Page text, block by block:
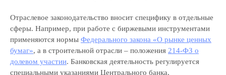
Отраслевое законодательство вносит специфику в отдельные
сферы. Например, при работе с биржевыми инструментами
применяются нормы Федерального закона «О рынке ценных
бумаг», а в строительной отрасли – положения 214-ФЗ о
долевом участии. Банковская деятельность регулируется
специальными указаниями Центрального банка,